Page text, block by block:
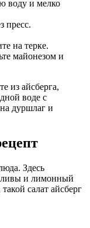
воду и мелко
пресс.
на терке.
майонезом и
из айсберга,
воде с
дуршлаг и
Здесь
и лимонный
салат айсберг